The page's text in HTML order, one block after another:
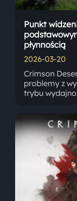
Punkt
płynnością
2026-03-20
Crimson
problemy z
trybu